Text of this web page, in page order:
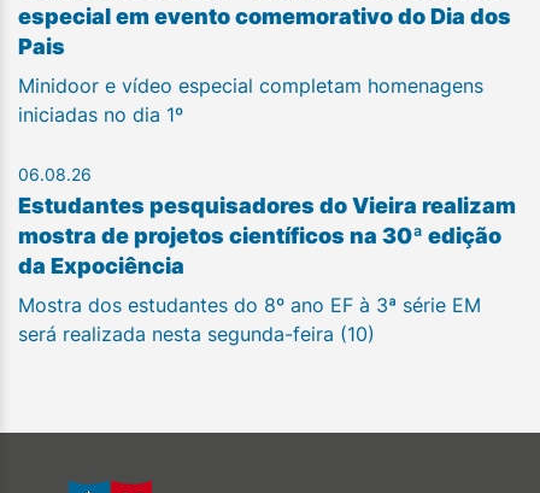
especial em evento comemorativo do Dia dos
Pais
Minidoor e vídeo especial completam homenagens
iniciadas no dia 1º
06.08.26
Estudantes pesquisadores do Vieira realizam
mostra de projetos científicos na 30ª edição
da Expociência
Mostra dos estudantes do 8º ano EF à 3ª série EM
será realizada nesta segunda-feira (10)